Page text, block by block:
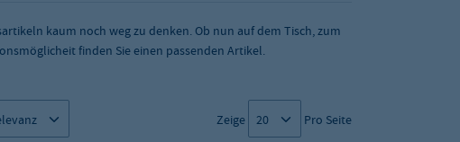
kaum noch weg zu denken. Ob nun auf dem Tisch, zum
finden Sie einen passenden Artikel.
Zeige Pro Seite